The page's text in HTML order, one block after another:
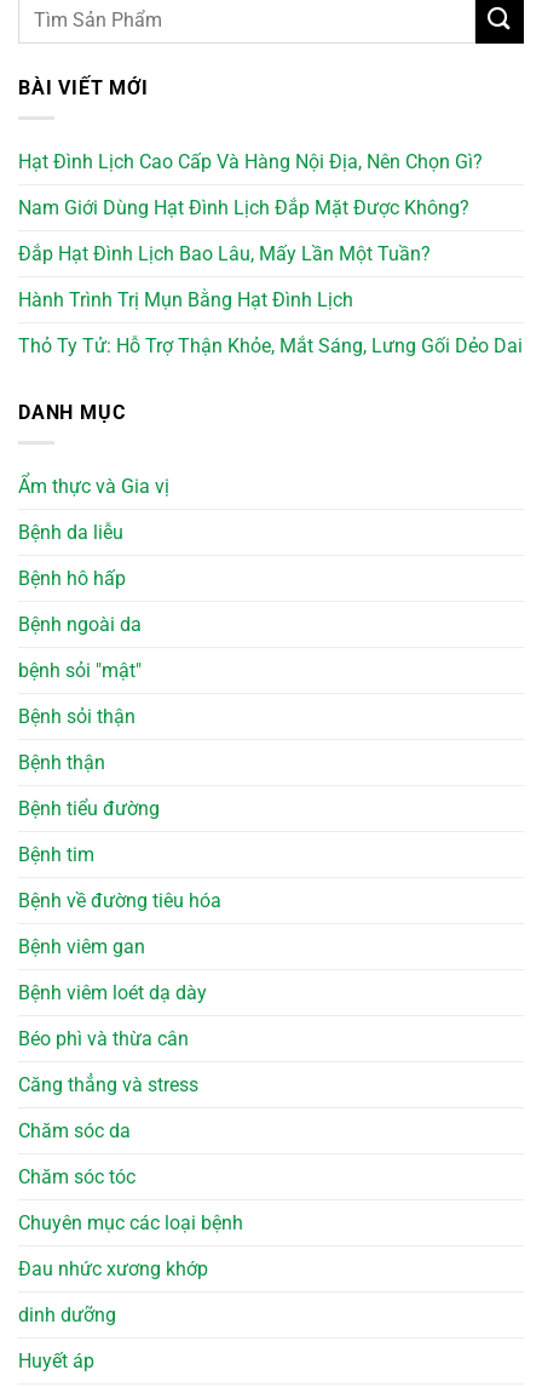
BÀI VIẾT MỚI
Hạt Đình Lịch Cao Cấp Và Hàng Nội Địa, Nên Chọn Gì?
Nam Giới Dùng Hạt Đình Lịch Đắp Mặt Được Không?
Đắp Hạt Đình Lịch Bao Lâu, Mấy Lần Một Tuần?
Hành Trình Trị Mụn Bằng Hạt Đình Lịch
Thỏ Ty Tử: Hỗ Trợ Thận Khỏe, Mắt Sáng, Lưng Gối Dẻo Dai
DANH MỤC
Ẩm thực và Gia vị
Bệnh da liễu
Bệnh hô hấp
Bệnh ngoài da
bệnh sỏi "mật"
Bệnh sỏi thận
Bệnh thận
Bệnh tiểu đường
Bệnh tim
Bệnh về đường tiêu hóa
Bệnh viêm gan
Bệnh viêm loét dạ dày
Béo phì và thừa cân
Căng thẳng và stress
Chăm sóc da
Chăm sóc tóc
Chuyên mục các loại bệnh
Đau nhức xương khớp
dinh dưỡng
Huyết áp